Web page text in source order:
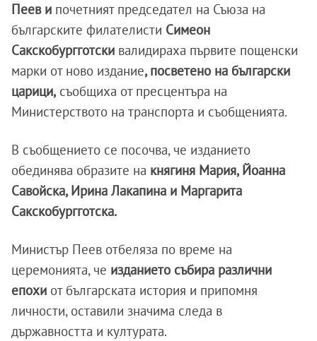
Пеев и почетният председател на Съюза на
българските филателисти Симеон
Сакскобургготски валидираха първите пощенски
марки от ново издание, посветено на български
царици, съобщиха от пресцентъра на
Министерството на транспорта и съобщенията.
В съобщението се посочва, че изданието
обединява образите на княгиня Мария, Йоанна
Савойска, Ирина Лакапина и Маргарита
Сакскобургготска.
Министър Пеев отбеляза по време на
церемонията, че изданието събира различни
епохи от българската история и припомня
личности, оставили значима следа в
държавността и културата.